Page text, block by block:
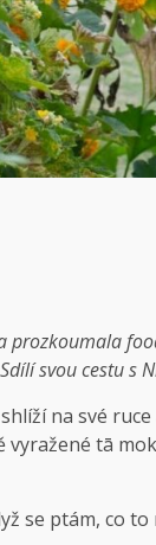
prozkoumala
svou cestu s
na své
tā
se ptám, co